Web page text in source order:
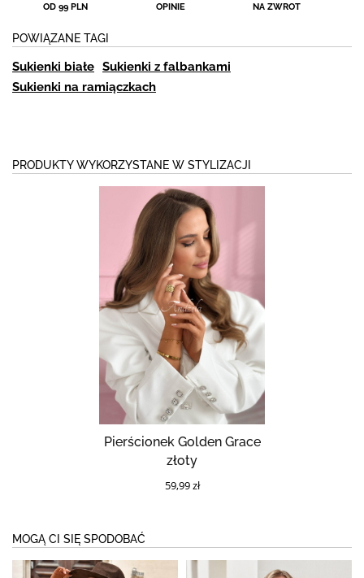
OD 99 PLN
OPINIE
NA ZWROT
POWIĄZANE TAGI
Sukienki białe Sukienki z falbankami
Sukienki na ramiączkach
PRODUKTY WYKORZYSTANE W STYLIZACJI
Pierścionek Golden Grace
złoty
59,99 zł
MOGĄ CI SIĘ SPODOBAĆ